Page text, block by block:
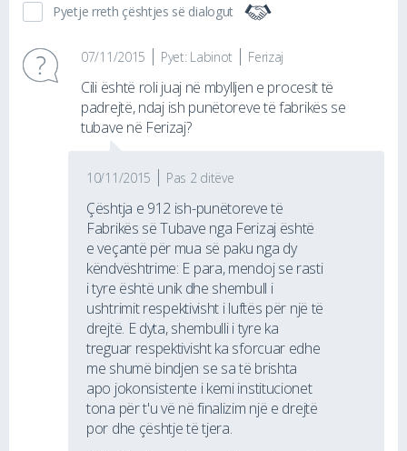
Pyetje rreth çështjes së dialogut
07/11/2015 Pyet: Labinot Ferizaj
Cili është roli juaj në mbylljen e procesit të
padrejtë, ndaj ish punëtoreve të fabrikës se
tubave në Ferizaj?
10/11/2015 Pas 2 ditëve
Çështja e 912 ish-punëtoreve të
Fabrikës së Tubave nga Ferizaj është
e veçantë për mua së paku nga dy
këndvështrime: E para, mendoj se rasti
i tyre është unik dhe shembull i
ushtrimit respektivisht i luftës për një të
drejtë. E dyta, shembulli i tyre ka
treguar respektivisht ka sforcuar edhe
me shumë bindjen se sa të brishta
apo jokonsistente i kemi institucionet
tona për t'u vë në finalizim një e drejtë
por dhe çështje të tjera.